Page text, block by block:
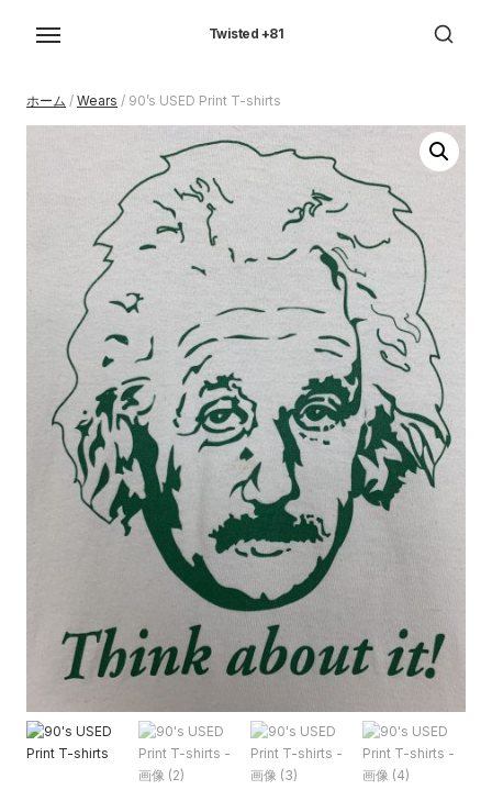
Twisted +81
ホーム / Wears / 90’s USED Print T-shirts